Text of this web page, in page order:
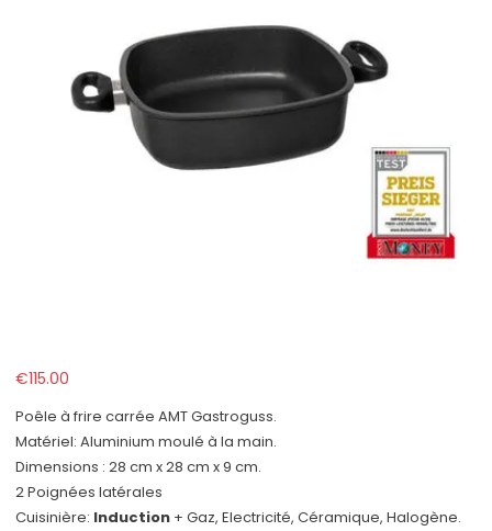
€115.00
Poêle à frire carrée AMT Gastroguss.
Matériel: Aluminium moulé à la main.
Dimensions : 28 cm x 28 cm x 9 cm.
2 Poignées latérales
Cuisinière: Induction + Gaz, Electricité, Céramique, Halogène.